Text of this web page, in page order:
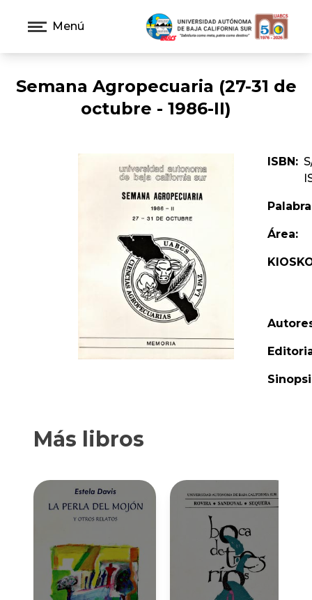
Menú
Semana Agropecuaria (27-31 de
octubre - 1986-II)
ISBN:
Área:
Más libros